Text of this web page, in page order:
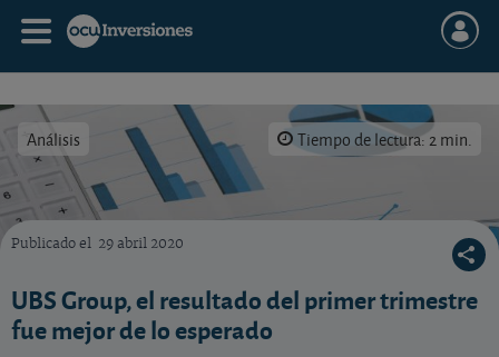
Análisis Tiempo de lectura: 2 min.
UBS Group está incluida en la cartera Experto en acciones con un peso actual del 3,9%.
Publicado el 29 abril 2020
UBS Group, el resultado del primer trimestre
fue mejor de lo esperado